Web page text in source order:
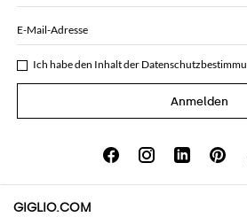
E-Mail-Adresse
Ich habe den Inhalt der
Anmelden
GIGLIO.COM